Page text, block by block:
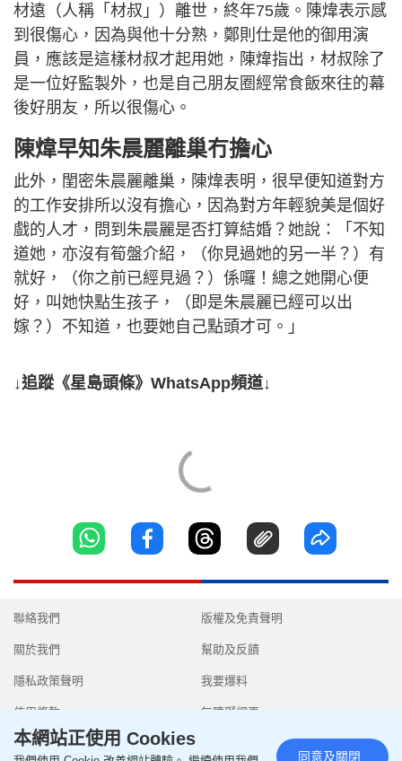
材遠（人稱「材叔」）離世，終年75歲。陳煒表示感
到很傷心，因為與他十分熟，鄭則仕是他的御用演
員，應該是這樣材叔才起用她，陳煒指出，材叔除了
是一位好監製外，也是自己朋友圈經常食飯來往的幕
後好朋友，所以很傷心。
陳煒早知朱晨麗離巢冇擔心
此外，閨密朱晨麗離巢，陳煒表明，很早便知道對方
的工作安排所以沒有擔心，因為對方年輕貌美是個好
戲的人才，問到朱晨麗是否打算結婚？她說：「不知
道她，亦沒有筍盤介紹，（你見過她的另一半？）有
就好，（你之前已經見過？）係囉！總之她開心便
好，叫她快點生孩子，（即是朱晨麗已經可以出
嫁？）不知道，也要她自己點頭才可。」
↓追蹤《星島頭條》WhatsApp頻道↓
聯絡我們
關於我們
隱私政策聲明
使用條款
版權及免責聲明
幫助及反饋
我要爆料
無障礙網頁
本網站正使用 Cookies
同意及關閉